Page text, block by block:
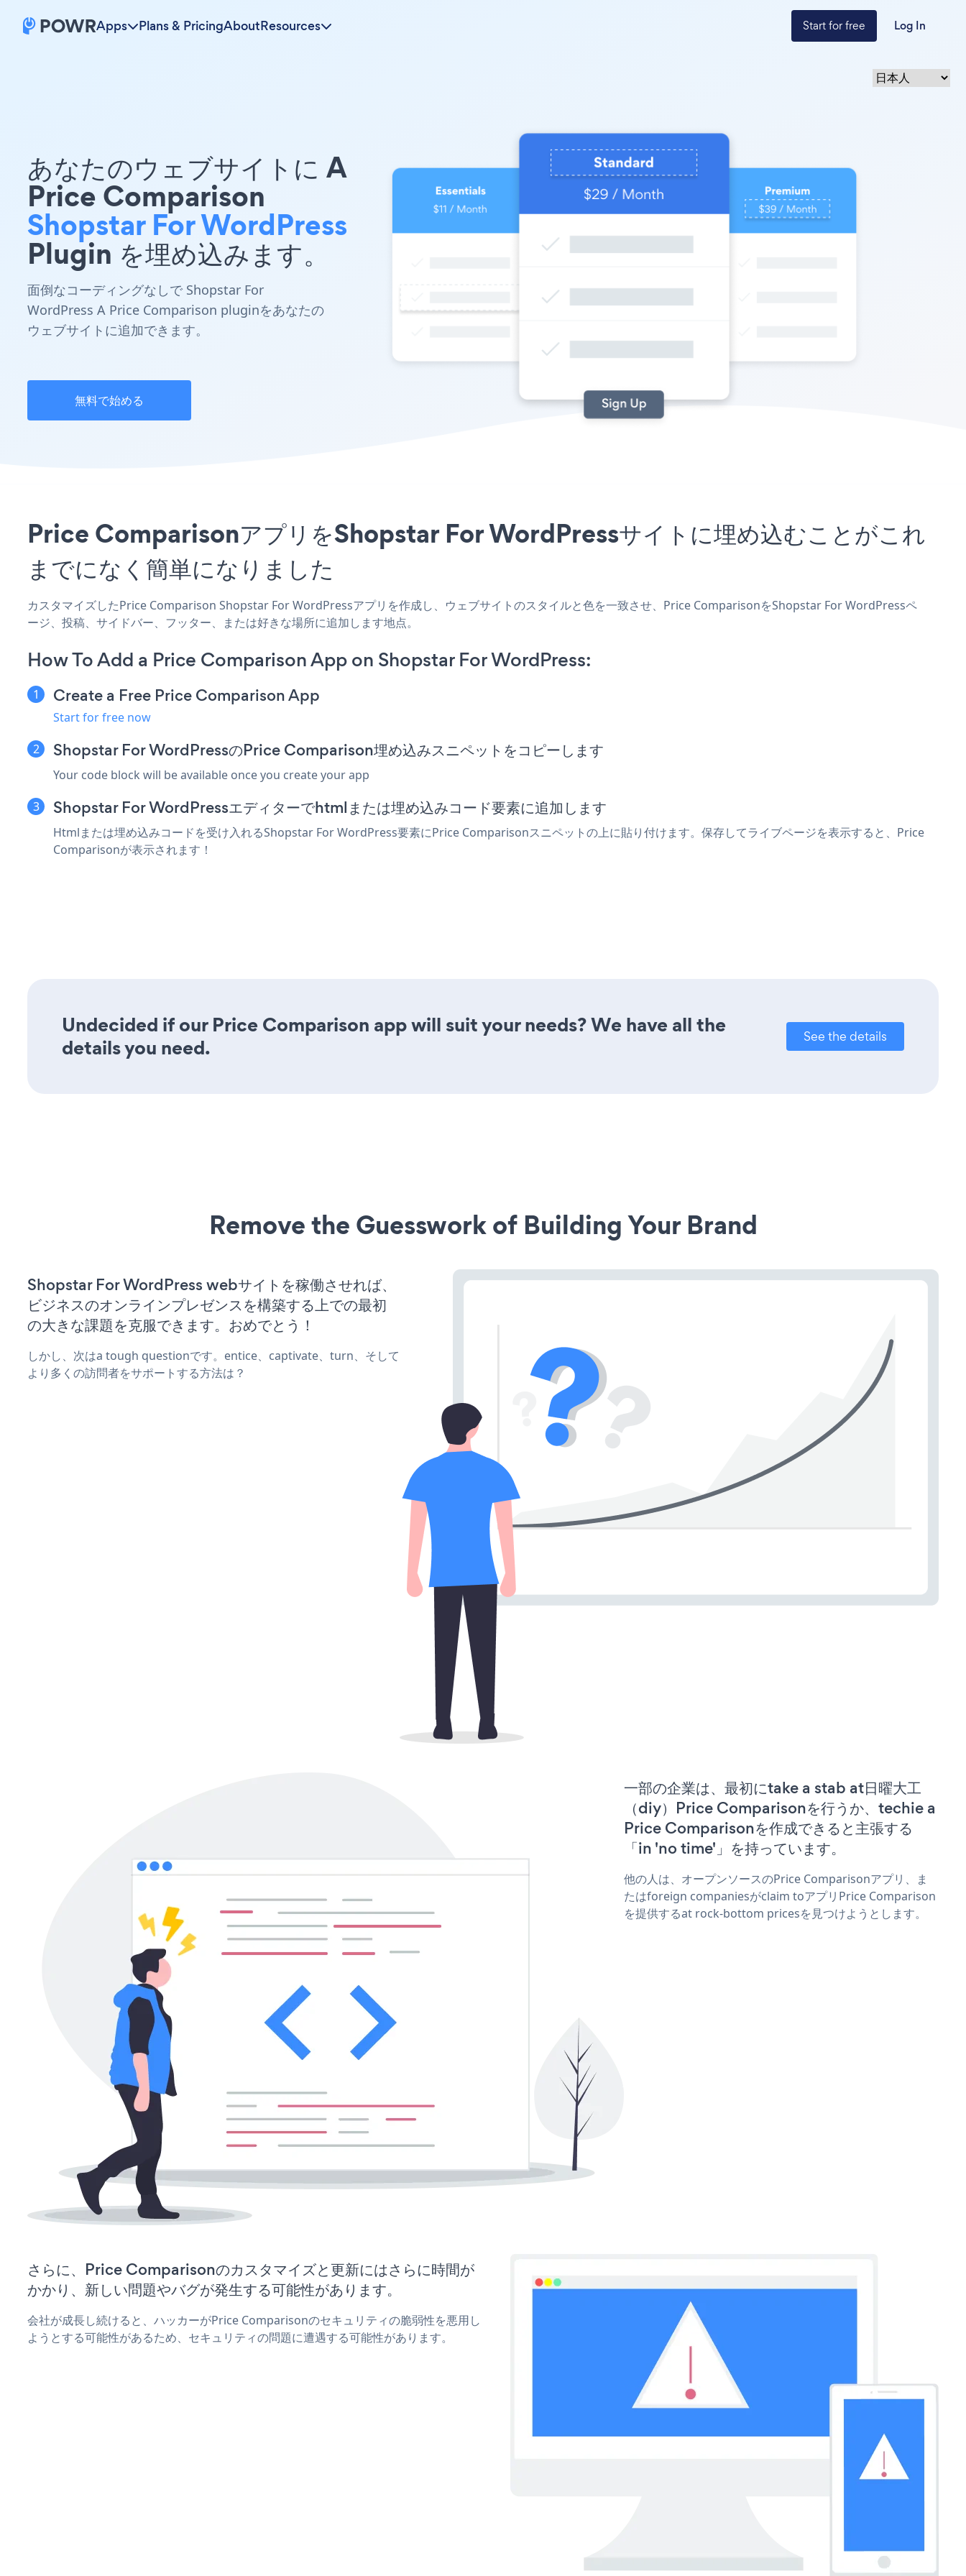
Apps Plans & PricingAboutResources Start for free Log In
あなたのウェブサイトに A
Price Comparison
Shopstar For WordPress
Plugin を埋め込みます。
面倒なコーディングなしで Shopstar For
WordPress A Price Comparison pluginをあなたの
ウェブサイトに追加できます。
無料で始める
Price ComparisonアプリをShopstar For WordPressサイトに埋め込むことがこれ
までになく簡単になりました
カスタマイズしたPrice Comparison Shopstar For WordPressアプリを作成し、ウェブサイトのスタイルと色を一致させ、Price ComparisonをShopstar For WordPressペ
ージ、投稿、サイドバー、フッター、または好きな場所に追加します地点。
How To Add a Price Comparison App on Shopstar For WordPress:
Create a Free Price Comparison App
Start for free now
Shopstar For WordPressのPrice Comparison埋め込みスニペットをコピーします
Your code block will be available once you create your app
Shopstar For WordPressエディターでhtmlまたは埋め込みコード要素に追加します
Htmlまたは埋め込みコードを受け入れるShopstar For WordPress要素にPrice Comparisonスニペットの上に貼り付けます。保存してライブページを表示すると、Price
Comparisonが表示されます！
Undecided if our Price Comparison app will suit your needs? We have all the
details you need.
See the details
Remove the Guesswork of Building Your Brand
Shopstar For WordPress webサイトを稼働させれば、
ビジネスのオンラインプレゼンスを構築する上での最初
の大きな課題を克服できます。おめでとう！
しかし、次はa tough questionです。entice、captivate、turn、そして
より多くの訪問者をサポートする方法は？
一部の企業は、最初にtake a stab at日曜大工
（diy）Price Comparisonを行うか、techie a
Price Comparisonを作成できると主張する
「in 'no time'」を持っています。
他の人は、オープンソースのPrice Comparisonアプリ、ま
たはforeign companiesがclaim toアプリPrice Comparison
を提供するat rock-bottom pricesを見つけようとします。
さらに、Price Comparisonのカスタマイズと更新にはさらに時間が
かかり、新しい問題やバグが発生する可能性があります。
会社が成長し続けると、ハッカーがPrice Comparisonのセキュリティの脆弱性を悪用し
ようとする可能性があるため、セキュリティの問題に遭遇する可能性があります。